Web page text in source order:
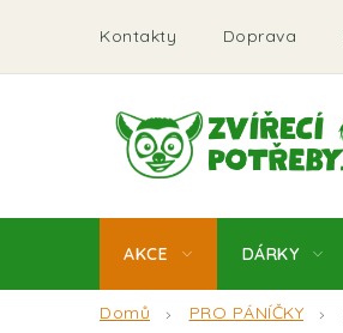
obsah
Kontakty Doprava
AKCE DÁRKY
Domů PRO PÁNÍČKY